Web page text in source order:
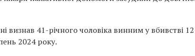
визнав 41-річного чоловіка винним у вбивстві
2024 року.